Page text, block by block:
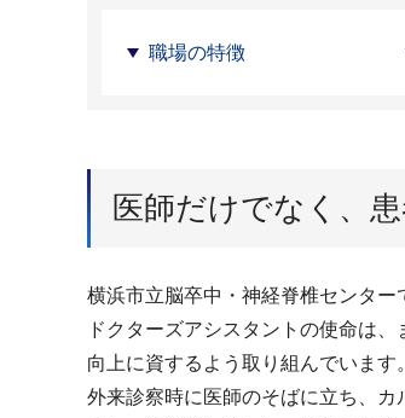
職場の特徴
医師だけでなく、
横浜市立脳卒中・神経脊椎センター
ドクターズアシスタントの使命は
向上に資するよう取り組んでいます。
外来診察時に医師のそばに立ち、カ